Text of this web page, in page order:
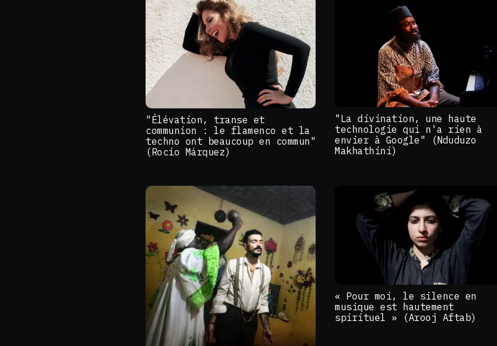
"Élévation, transe et
communion : le flamenco et la
techno ont beaucoup en commun"
(Rocío Márquez)
"La divination, une haute
technologie qui n'a rien à
envier à Google" (Nduduzo
Makhathini)
« Pour moi, le silence en
musique est hautement
spirituel » (Arooj Aftab)